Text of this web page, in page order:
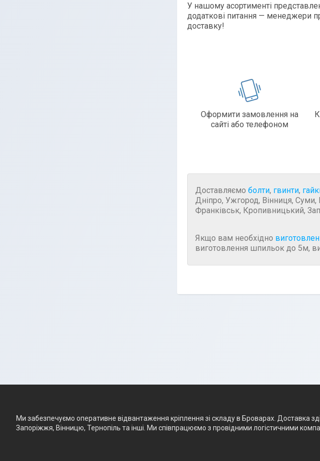
У нашому асортименті
додаткові питання — менеджери
доставку!
Оформити замовлення на
сайті або телефоном
Доставляємо болти, гвинти,
Дніпро, Ужгород, Вінниця, Суми,
Франківськ, Кропивницький,
Якщо вам необхідно
виготовлення шпильок до 5м,
Ми забезпечуємо оперативне відвантаження кріплення зі складу в Броварах. Доставка
Запоріжжя, Вінницю, Тернопіль та інші. Ми співпрацюємо з провідними логістичними